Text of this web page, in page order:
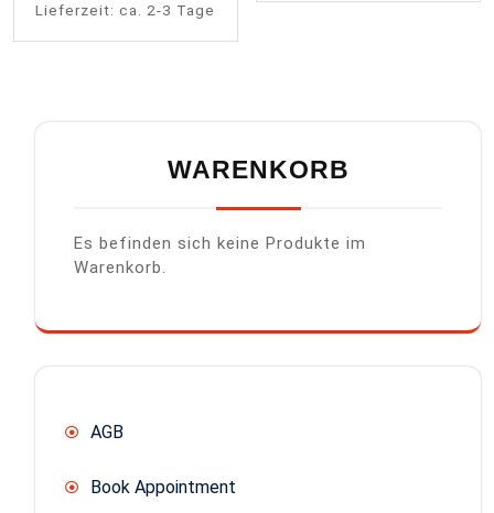
Lieferzeit:ca. 2-3 Tage
WARENKORB
Es befinden sich keine Produkte im
Warenkorb.
AGB
Book Appointment